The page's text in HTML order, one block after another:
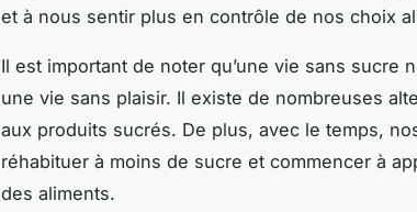
et à nous sentir plus en contrôle de nos choix
Il est important de noter qu’une vie sans sucre
une vie sans plaisir. Il existe de nombreuses
aux produits sucrés. De plus, avec le temps,
réhabituer à moins de sucre et commencer à
des aliments.